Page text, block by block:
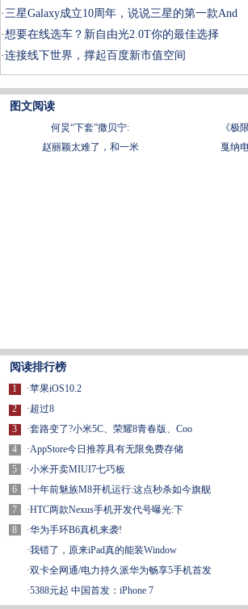
·三星Galaxy成立10周年，说说三星的第一款And
·想要在线选车？新自由光2.0T你的最佳选择
·连接线下世界，撑起百度新市值空间
图文阅读
何炅“下套”撒贝宁:
《极
赵丽颖太难了，和一米
戛纳
阅读排行榜
1
2
3
4
5
6
7
8
·苹果iOS10.2
·超过8
·套路变了?小米5C、荣耀8青春版、Coo
·AppStore今日推荐具有无限免费存储
·小米开卖MIUI7七巧板
·十年前魅族M8开机运行:这点秒杀如今旗舰
·HTC两款Nexus手机开发代号曝光:下
·华为手环B6真机来袭!
·我错了，原来iPad真的能装Window
·双卡全网通/电力持久派华为畅享5手机首发
·5388元起 中国首发：iPhone 7